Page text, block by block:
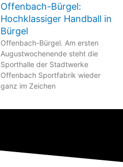
Offenbach-Bürgel:
Hochklassiger Handball in
Bürgel
Offenbach-Bürgel. Am ersten
Augustwochenende steht die
Sporthalle der Stadtwerke
Offenbach Sportfabrik wieder
ganz im Zeichen